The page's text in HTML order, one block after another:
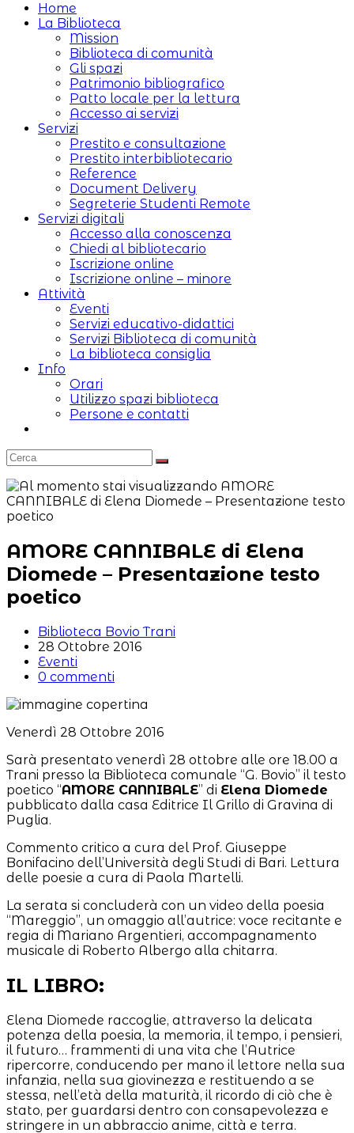
web
Home
La Biblioteca
Mission
Biblioteca di comunità
Gli spazi
Patrimonio bibliografico
Patto locale per la lettura
Accesso ai servizi
Servizi
Prestito e consultazione
Prestito interbibliotecario
Reference
Document Delivery
Segreterie Studenti Remote
Servizi digitali
Accesso alla conoscenza
Chiedi al bibliotecario
Iscrizione online
Iscrizione online – minore
Attività
Eventi
Servizi educativo-didattici
Servizi Biblioteca di comunità
La biblioteca consiglia
Info
Orari
Utilizzo spazi biblioteca
Persone e contatti
sito
web
AMORE CANNIBALE di Elena
Diomede – Presentazione testo
poetico
Autore
dell'articolo:
Biblioteca Bovio Trani
Articolo
pubblicato:
28 Ottobre 2016
Categoria
dell'articolo:
Eventi
Commenti
0 commenti
Venerdì 28 Ottobre 2016
Sarà presentato venerdì 28 ottobre alle ore 18.00 a
Trani presso la Biblioteca comunale “G. Bovio” il testo
poetico “AMORE CANNIBALE” di Elena Diomede
pubblicato dalla casa Editrice Il Grillo di Gravina di
Puglia.
Commento critico a cura del Prof. Giuseppe
Bonifacino dell’Università degli Studi di Bari. Lettura
delle poesie a cura di Paola Martelli.
La serata si concluderà con un video della poesia
“Mareggio”, un omaggio all’autrice: voce recitante e
regia di Mariano Argentieri, accompagnamento
musicale di Roberto Albergo alla chitarra.
IL LIBRO:
Elena Diomede raccoglie, attraverso la delicata
potenza della poesia, la memoria, il tempo, i pensieri,
il futuro… frammenti di una vita che l’Autrice
ripercorre, conducendo per mano il lettore nella sua
infanzia, nella sua giovinezza e restituendo a se
stessa, nell’età della maturità, il ricordo di ciò che è
stato, per guardarsi dentro con consapevolezza e
stringere in un abbraccio anime, città e terra.